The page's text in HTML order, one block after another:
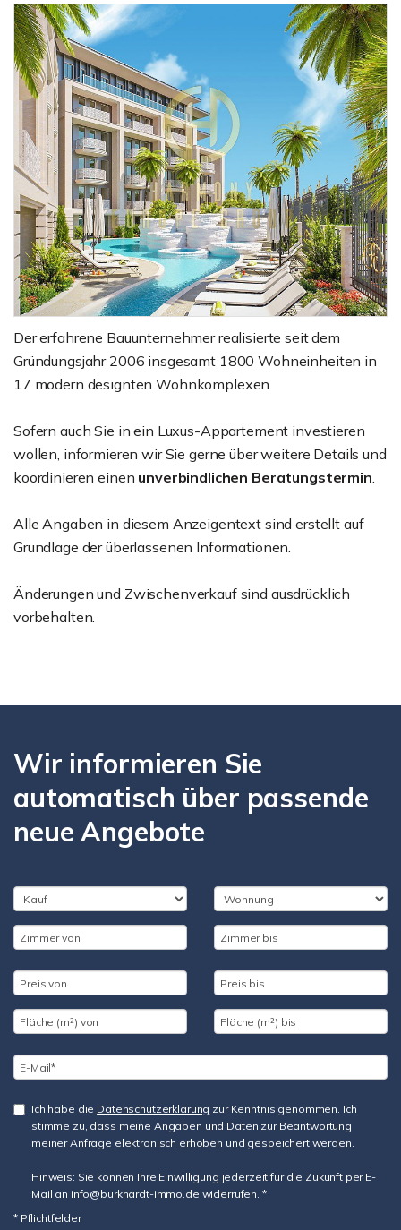
Der erfahrene Bauunternehmer realisierte seit dem
Gründungsjahr 2006 insgesamt 1800 Wohneinheiten in
17 modern designten Wohnkomplexen.
Sofern auch Sie in ein Luxus-Appartement investieren
wollen, informieren wir Sie gerne über weitere Details und
koordinieren einen unverbindlichen Beratungstermin.
Alle Angaben in diesem Anzeigentext sind erstellt auf
Grundlage der überlassenen Informationen.
Änderungen und Zwischenverkauf sind ausdrücklich
vorbehalten.
Wir informieren Sie
automatisch über passende
neue Angebote
Ich habe die Datenschutzerklärung zur Kenntnis genommen. Ich
stimme zu, dass meine Angaben und Daten zur Beantwortung
meiner Anfrage elektronisch erhoben und gespeichert werden.
Hinweis: Sie können Ihre Einwilligung jederzeit für die Zukunft per E-
Mail an info@burkhardt-immo.de widerrufen. *
* Pflichtfelder